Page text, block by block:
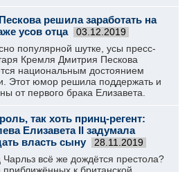
решила заработать на
усов отца
03.12.2019
популярной шутке, усы пресс-
Кремля Дмитрия Пескова
национальным достоянием
Этот юмор решила поддержать и
от первого брака Елизавета.
так хоть принц-регент:
Елизавета II задумала
власть сыну
28.11.2019
всё же дождётся престола?